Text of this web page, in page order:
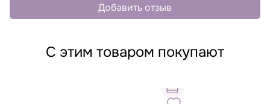
Добавить отзыв
С этим товаром покупают